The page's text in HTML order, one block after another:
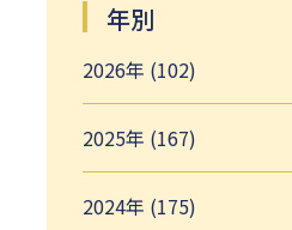
年別
2026年 (102)
2025年 (167)
2024年 (175)